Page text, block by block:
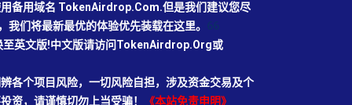
备用域名 TokenAirdrop.Com.但是我们建议您尽
们将最新最优的体验优先装载在这里。
英文版!中文版请访问TokenAirdrop.Org或
各个项目风险，一切风险自担，涉及资金交易及个
资，请谨慎切勿上当受骗！
《本站免责申明》